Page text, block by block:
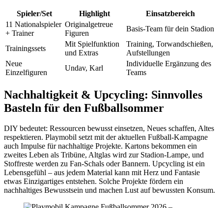
Spieler/Set Highlight
Einsatzbereich
11 Nationalspieler
+ Trainer
Originalgetreue
Figuren
Basis-Team für dein Stadion
Trainingssets
Mit Spielfunktion
und Extras
Training, Torwandschießen,
Aufstellungen
Neue
Einzelfiguren
Undav, Karl
Individuelle Ergänzung des
Teams
Nachhaltigkeit & Upcycling: Sinnvolles
Basteln für den Fußballsommer
DIY bedeutet: Ressourcen bewusst einsetzen, Neues schaffen, Altes
respektieren. Playmobil setzt mit der aktuellen Fußball-Kampagne
auch Impulse für nachhaltige Projekte. Kartons bekommen ein
zweites Leben als Tribüne, Altglas wird zur Stadion-Lampe, und
Stoffreste werden zu Fan-Schals oder Bannern. Upcycling ist ein
Lebensgefühl – aus jedem Material kann mit Herz und Fantasie
etwas Einzigartiges entstehen. Solche Projekte fördern ein
nachhaltiges Bewusstsein und machen Lust auf bewussten Konsum.